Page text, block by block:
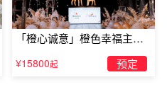
「橙心诚意」橙色幸福主题
露台求婚
¥15800起 预定